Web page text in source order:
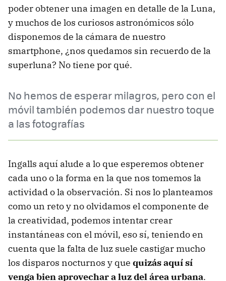
poder obtener una imagen en detalle de la Luna,
y muchos de los curiosos astronómicos sólo
disponemos de la cámara de nuestro
smartphone, ¿nos quedamos sin recuerdo de la
superluna? No tiene por qué.
No hemos de esperar milagros, pero con el
móvil también podemos dar nuestro toque
a las fotografías
Ingalls aquí alude a lo que esperemos obtener
cada uno o la forma en la que nos tomemos la
actividad o la observación. Si nos lo planteamos
como un reto y no olvidamos el componente de
la creatividad, podemos intentar crear
instantáneas con el móvil, eso sí, teniendo en
cuenta que la falta de luz suele castigar mucho
los disparos nocturnos y que quizás aquí sí
venga bien aprovechar a luz del área urbana.